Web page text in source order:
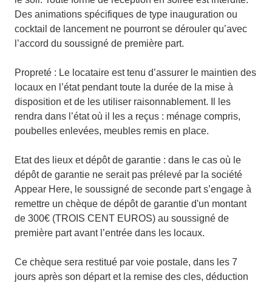
Des animations spécifiques de type inauguration ou
cocktail de lancement ne pourront se dérouler qu’avec
l’accord du soussigné de première part.
Propreté : Le locataire est tenu d’assurer le maintien des
locaux en l’état pendant toute la durée de la mise à
disposition et de les utiliser raisonnablement. Il les
rendra dans l’état où il les a reçus : ménage compris,
poubelles enlevées, meubles remis en place.
Etat des lieux et dépôt de garantie : dans le cas où le
dépôt de garantie ne serait pas prélevé par la société
Appear Here, le soussigné de seconde part s’engage à
remettre un chèque de dépôt de garantie d'un montant
de 300€ (TROIS CENT EUROS) au soussigné de
première part avant l’entrée dans les locaux.
Ce chèque sera restitué par voie postale, dans les 7
jours après son départ et la remise des cles, déduction